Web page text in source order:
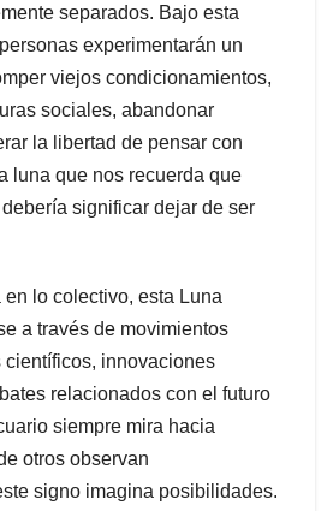
separados. Bajo esta
experimentarán un
viejos condicionamientos,
sociales, abandonar
la libertad de pensar con
luna que nos recuerda que
significar dejar de ser
lo colectivo, esta Luna
a través de movimientos
innovaciones
relacionados con el futuro
siempre mira hacia
otros observan
signo imagina posibilidades.